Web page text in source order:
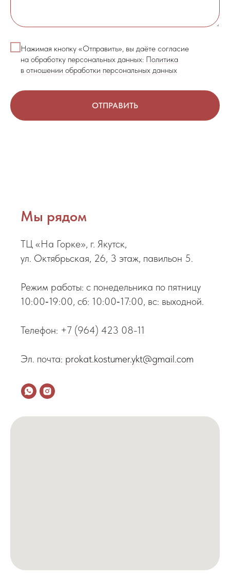
Нажимая кнопку «Отправить», вы даёте согласие
на обработку персональных данных: Политика
в отношении обработки персональных данных
ОТПРАВИТЬ
Мы рядом
ТЦ «На Горке», г. Якутск,
ул. Октябрьская, 26, 3 этаж, павильон 5.
Режим работы: с понедельника по пятницу
10:00‑19:00, сб: 10:00‑17:00, вс: выходной.
Телефон: +7 (964) 423 08-11
Эл. почта: prokat.kostumer.ykt@gmail.com